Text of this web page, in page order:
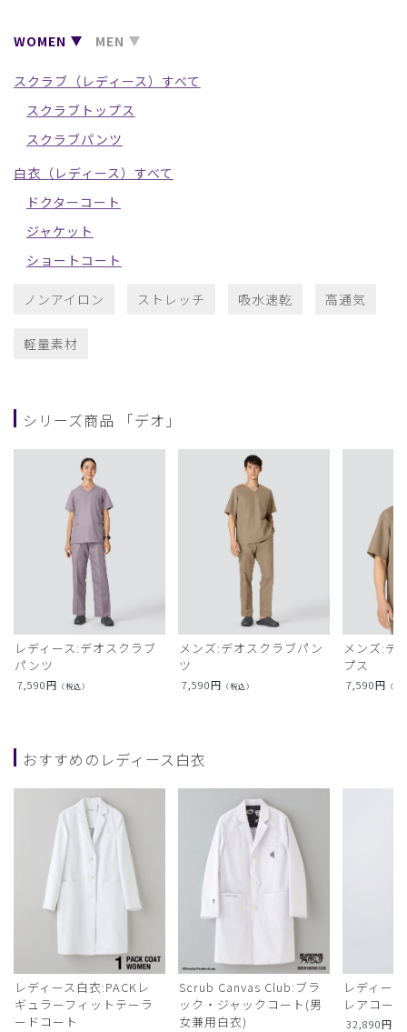
WOMEN MEN
スクラブ（レディース）すべて
スクラブトップス
スクラブパンツ
白衣（レディース）すべて
ドクターコート
ジャケット
ショートコート
ノンアイロン ストレッチ 吸水速乾 高通気
軽量素材
シリーズ商品 「デオ」
レディース:デオスクラブ
パンツ
7,590円 （税込）
メンズ:デオスクラブパン
ツ
7,590円 （税込）
メンズ:デ
プス
7,590円 （税
おすすめのレディース白衣
レディース白衣:PACKレ
ギュラーフィットテーラ
ードコート
Scrub Canvas Club:ブラ
ック・ジャックコート(男
女兼用白衣)
レディー
レアコート
32,890円